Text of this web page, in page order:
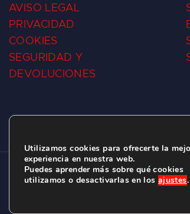
AVISO LEGAL
PRIVACIDAD
COOKIES
SEGURIDAD Y
DEVOLUCIONES
CLUB DE SURF LAS DUNAS ©2026.
C/ BERNARDO ÁLVAREZ GALAN 1,
Utilizamos cookies para ofrecerte la
experiencia en nuestra web.
Puedes aprender más sobre qué cookies
utilizamos o desactivarlas en los ajustes.